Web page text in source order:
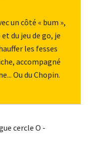
un côté « bum »,
du jeu de go, je
les fesses
accompagné
Ou du Chopin.
cercle O -